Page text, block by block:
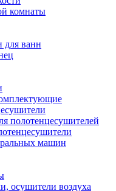
комнаты
для ванн
полотенцесушителей
машин
осушители воздуха